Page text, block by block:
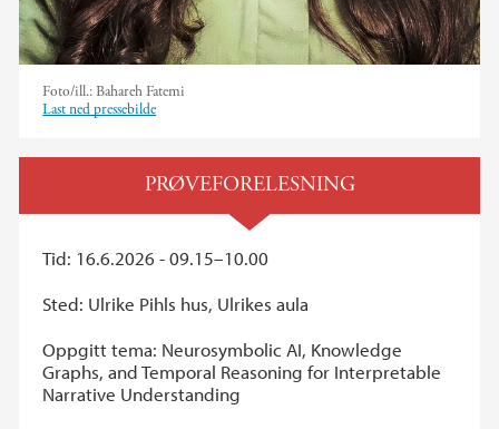
Foto/ill.: Bahareh Fatemi
Last ned pressebilde
PRØVEFORELESNING
Tid: 16.6.2026 - 09.15–10.00
Sted: Ulrike Pihls hus, Ulrikes aula
Oppgitt tema: Neurosymbolic AI, Knowledge
Graphs, and Temporal Reasoning for Interpretable
Narrative Understanding